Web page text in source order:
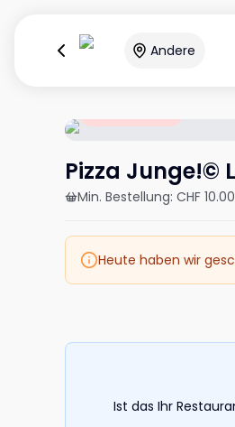
Andere
Pizza Junge!©
Min. Bestellung: CHF 10.00
Heute haben wir
Ist das Ihr